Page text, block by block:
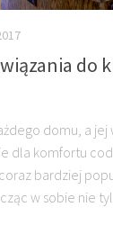
do
domu, a jej
dla komfortu
bardziej
w sobie nie